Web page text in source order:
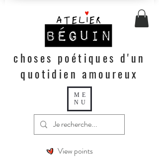
ME
NU
choses poétiques d'un
quotidien amoureux
View points